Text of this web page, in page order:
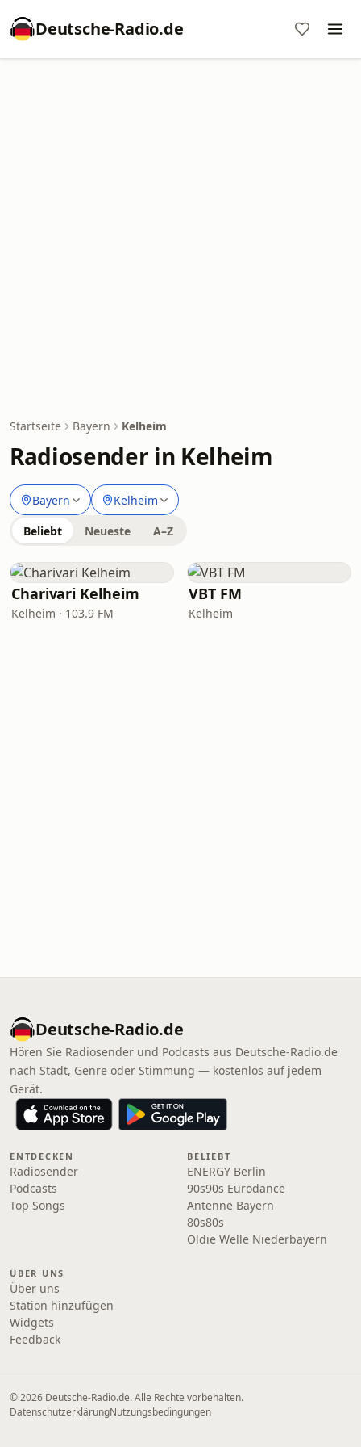
Deutsche-Radio.de
Startseite Bayern Kelheim
Radiosender in Kelheim
Bayern Kelheim
Beliebt Neueste A–Z
Charivari Kelheim
Kelheim · 103.9 FM
VBT FM
Kelheim
Deutsche-Radio.de
Hören Sie Radiosender und Podcasts aus Deutsche-Radio.de
nach Stadt, Genre oder Stimmung — kostenlos auf jedem
Gerät.
ENTDECKEN
Radiosender
Podcasts
Top Songs
BELIEBT
ENERGY Berlin
90s90s Eurodance
Antenne Bayern
80s80s
Oldie Welle Niederbayern
ÜBER UNS
Über uns
Station hinzufügen
Widgets
Feedback
© 2026 Deutsche-Radio.de. Alle Rechte vorbehalten.
DatenschutzerklärungNutzungsbedingungen